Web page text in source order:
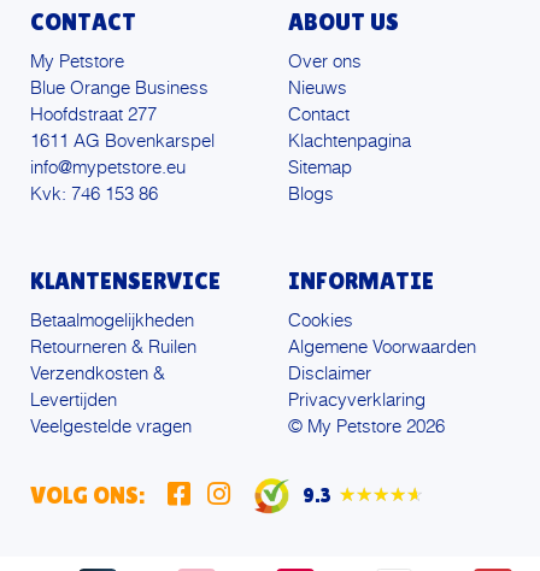
CONTACT
My Petstore
Blue Orange Business
Hoofdstraat 277
1611 AG Bovenkarspel
info@mypetstore.eu
Kvk: 746 153 86
ABOUT US
Over ons
Nieuws
Contact
Klachtenpagina
Sitemap
Blogs
KLANTENSERVICE
Betaalmogelijkheden
Retourneren & Ruilen
Verzendkosten &
Levertijden
Veelgestelde vragen
INFORMATIE
Cookies
Algemene Voorwaarden
Disclaimer
Privacyverklaring
© My Petstore 2026
VOLG ONS: 9.3 ★★★★★